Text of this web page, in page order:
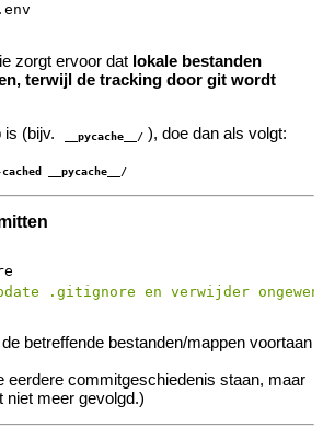
zorgt ervoor dat lokale bestanden
terwijl de tracking door git wordt
is (bijv.
__pycache__/ ), doe dan als volgt:
__pycache__/
.gitignore en verwijder
betreffende bestanden/mappen voortaan
eerdere commitgeschiedenis staan, maar
niet meer gevolgd.)